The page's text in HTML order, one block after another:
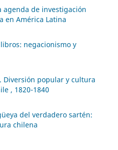
agenda de investigación
en América Latina
negacionismo y
Diversión popular y cultura
, 1820-1840
del verdadero sartén:
chilena